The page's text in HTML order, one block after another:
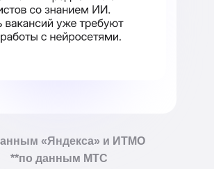
«Яндекса» и ИТМО
**по данным МТС